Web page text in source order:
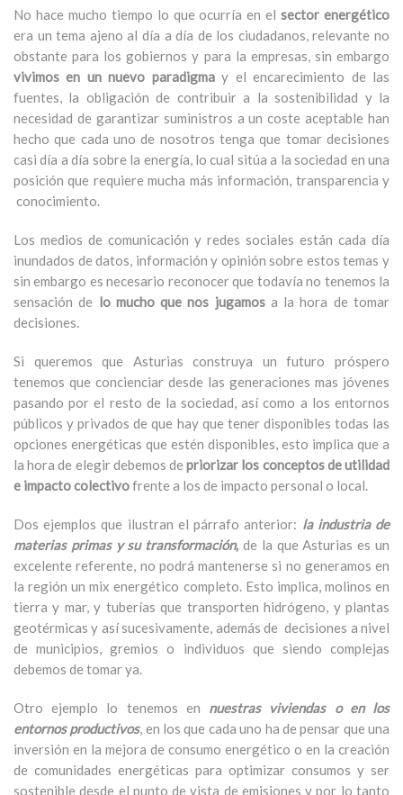
No hace mucho tiempo lo que ocurría en elsector energético
era un tema ajeno al día a día de los ciudadanos, relevante no
obstante para los gobiernos y para la empresas, sin embargo
vivimos en un nuevo paradigmay el encarecimiento de las
fuentes, la obligación de contribuir a la sostenibilidad y la
necesidad de garantizar suministros a un coste aceptable han
hecho que cada uno de nosotros tenga que tomar decisiones
casi día a día sobre la energía, lo cual sitúa a la sociedad en una
posición que requiere mucha más información, transparencia y
conocimiento.
Los medios de comunicación y redes sociales están cada día
inundados de datos, información y opinión sobre estos temas y
sin embargo es necesario reconocer que todavía no tenemos la
sensación de lo mucho que nos jugamosa la hora de tomar
decisiones.
Si queremos que Asturias construya un futuro próspero
tenemos que concienciar desde las generaciones mas jóvenes
pasando por el resto de la sociedad, así como a los entornos
públicos y privados de que hay que tener disponibles todas las
opciones energéticas que estén disponibles, esto implica que a
la hora de elegir debemos depriorizar los conceptos de utilidad
e impacto colectivofrente a los de impacto personal o local.
Dos ejemplos que ilustran el párrafo anterior: la industria de
materias primas y su transformación,de la que Asturias es un
excelente referente, no podrá mantenerse si no generamos en
la región un mix energético completo. Esto implica, molinos en
tierra y mar, y tuberías que transporten hidrógeno, y plantas
geotérmicas y así sucesivamente, además de decisiones a nivel
de municipios, gremios o individuos que siendo complejas
debemos de tomar ya.
Otro ejemplo lo tenemos en nuestras viviendas o en los
entornos productivos, en los que cada uno ha de pensar que una
inversión en la mejora de consumo energético o en la creación
de comunidades energéticas para optimizar consumos y ser
sostenible desde el punto de vista de emisiones y por lo tanto